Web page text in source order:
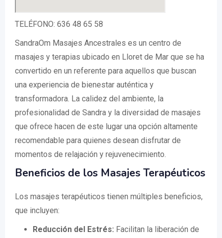
TELÉFONO: 636 48 65 58
SandraOm Masajes Ancestrales es un centro de
masajes y terapias ubicado en Lloret de Mar que se ha
convertido en un referente para aquellos que buscan
una experiencia de bienestar auténtica y
transformadora. La calidez del ambiente, la
profesionalidad de Sandra y la diversidad de masajes
que ofrece hacen de este lugar una opción altamente
recomendable para quienes desean disfrutar de
momentos de relajación y rejuvenecimiento.
Beneficios de los Masajes Terapéuticos
Los masajes terapéuticos tienen múltiples beneficios,
que incluyen:
Reducción del Estrés: Facilitan la liberación de